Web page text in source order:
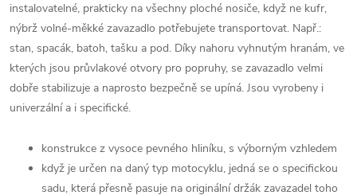
instalovatelné, prakticky na všechny ploché nosiče, když ne kufr,
nýbrž volné-měkké zavazadlo potřebujete transportovat. Např.:
stan, spacák, batoh, tašku a pod. Díky nahoru vyhnutým hranám, ve
kterých jsou průvlakové otvory pro popruhy, se zavazadlo velmi
dobře stabilizuje a naprosto bezpečně se upíná. Jsou vyrobeny i
univerzální a i specifické.
konstrukce z vysoce pevného hliníku, s výborným vzhledem
když je určen na daný typ motocyklu, jedná se o specifickou
sadu, která přesně pasuje na originální držák zavazadel toho